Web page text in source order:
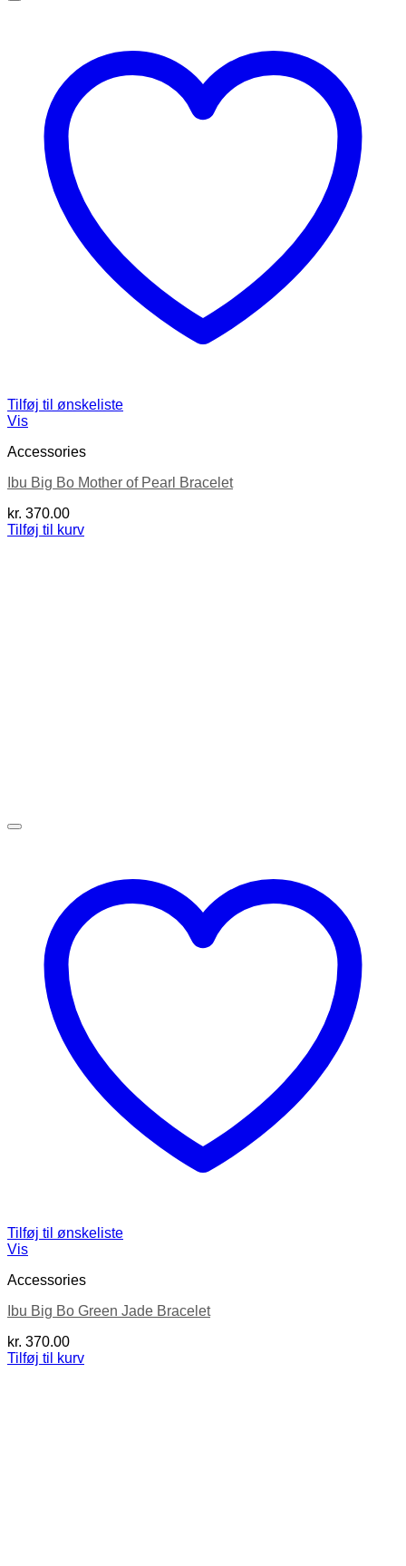
Tilføj til ønskeliste
Vis
Accessories
Ibu Big Bo Mother of Pearl Bracelet
kr. 370.00
Tilføj til kurv
Tilføj til ønskeliste
Vis
Accessories
Ibu Big Bo Green Jade Bracelet
kr. 370.00
Tilføj til kurv